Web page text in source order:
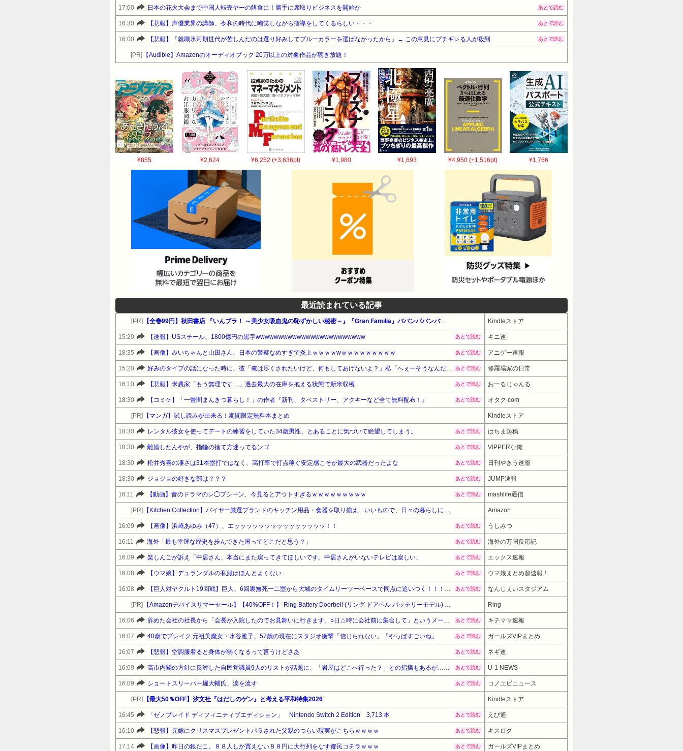
17:00 日本の花火大会まで中国人転売ヤーの餌食に！勝手に席取りビジネスを開始か あとで読む
16:30 【悲報】声優業界の講師、令和の時代に嘲笑しながら指導をしてくるらしい・・・ あとで読む
16:00 【悲報】「就職氷河期世代が苦しんだのは選り好みしてブルーカラーを選ばなかったから」← この意見にブチギレる人が殺到 あとで読む
[PR] 【Audible】Amazonのオーディオブック 20万以上の対象作品が聴き放題！
¥855 ¥2,624 ¥6,252 (+3,636pt) ¥1,980 ¥1,693 ¥4,950 (+1,516pt) ¥1,766
最近読まれている記事
[PR] 【全巻99円】秋田書店 『いんブラ！ ～美少女吸血鬼の恥ずかしい秘密～』『Gran Familia』ババンババンバンバンパイア最新巻発売記念吸血鬼セール！ Kindleストア
15:20 【速報】USスチール、1800億円の黒字wwwwwwwwwwwwwwwwwwwwwwww あとで読む キニ速
18:35 【画像】みいちゃんと山田さん、日本の警察なめすぎで炎上ｗｗｗｗwｗｗｗｗｗｗｗｗｗ あとで読む アニゲー速報
15:20 好みのタイプの話になった時に、彼「俺は尽くされたいけど、何もしてあげないよ？」私「へぇーそうなんだー」→その後… あとで読む 修羅場家の日常
16:10 【悲報】米農家「もう無理です…」過去最大の在庫を抱える状態で新米収穫 あとで読む おーるじゃんる
18:30 【コミケ】「一畳間まんきつ暮らし！」の作者『新刊、タペストリー、アクキーなど全て無料配布！』 あとで読む オタク.com
[PR] 【マンガ】試し読みが出来る！期間限定無料本まとめ Kindleストア
18:30 レンタル彼女を使ってデートの練習をしていた34歳男性、とあることに気づいて絶望してしまう。 あとで読む はちま起稿
18:30 離婚したんやが、指輪の捨て方迷ってるンゴ あとで読む VIPPERな俺
18:30 松井秀喜の凄さは31本塁打ではなく、高打率で打点稼ぐ安定感こそが最大の武器だったよな あとで読む 日刊やきう速報
18:30 ジョジョの好きな部は？？？ あとで読む JUMP速報
16:11 【動画】昔のドラマのレ◯プシーン、今見るとアウトすぎるｗｗｗｗｗｗｗｗｗ あとで読む mashlife通信
[PR] 【Kitchen Collection】バイヤー厳選ブランドのキッチン用品・食器を取り揃え…いいもので、日々の暮らしに楽しみを！ Amazon
16:09 【画像】浜崎あゆみ（47）、エッッッッッッッッッッッッッッッ！！ あとで読む うしみつ
16:11 海外「最も幸運な歴史を歩んできた国ってどこだと思う？」 あとで読む 海外の万国反応記
16:09 楽しんごが訴え「中居さん、本当にまた戻ってきてほしいです。中居さんがいないテレビは寂しい」 あとで読む エックス速報
16:08 【ウマ娘】デュランダルの私服はほんとよくない あとで読む ウマ娘まとめ超速報！
16:08 【巨人対ヤクルト19回戦】巨人、6回裏無死一二塁から大城のタイムリーツーベースで同点に追いつく！！！！！！！！！！！ あとで読む なんじぇいスタジアム
[PR] 【Amazonデバイスサマーセール】【40%OFF！】 Ring Battery Doorbell (リング ドアベル バッテリーモデル) | ワンタッチ取り付け | ドア前防犯カメラ用途にも | スマホ対応ドアホン | 本体充電も簡単 | Ring Home プラン30日間無料体験付き - サテンニッケル Ring
16:06 辞めた会社の社長から「会長が入院したのでお見舞いに行きます。○日△時に会社前に集合して」というメールが来た。辞めた人間が行くわけないだろ→無視してたら、社長からさらに… あとで読む キチママ速報
16:07 40歳でブレイク 元祖美魔女・水谷雅子、57歳の現在にスタジオ衝撃「信じられない」「やっぱすごいね」 あとで読む ガールズVIPまとめ
16:07 【悲報】空調服着ると身体が弱くなるって言うけどさあ あとで読む ネギ速
16:09 高市内閣の方針に反対した自民党議員9人のリストが話題に、「岩屋はどこへ行った？」との指摘もあるが…… あとで読む U-1 NEWS
16:09 ショートスリーパー堀大輔氏、涙を流す あとで読む コノユビニュース
[PR] 【最大50％OFF】汐文社『はだしのゲン』と考える平和特集2026 Kindleストア
16:45 「ゼノブレイド ディフィニティブエディション」 Nintendo Switch 2 Edition 3,713 本 あとで読む えび通
16:10 【悲報】元嫁にクリスマスプレゼントバラされた父親のつらい現実がこちらｗｗｗｗ あとで読む キスログ
17:14 【画像】昨日の銀だこ、８８人しか買えない８８円に大行列をなす都民コチラｗｗｗ あとで読む ガールズVIPまとめ